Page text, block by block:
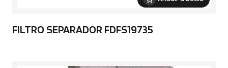
FILTRO SEPARADOR FDFS19735